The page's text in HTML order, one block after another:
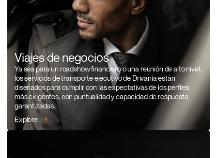
Viajes de negocios
Ya sea para un roadshow financiero o una reunión de alto nivel,
los servicios de transporte ejecutivo de Drivania están
diseñados para cumplir con las expectativas de los perfiles
más exigentes, con puntualidad y capacidad de respuesta
garantizadas.
Explore